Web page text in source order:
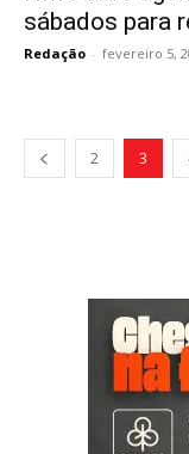
sábados para
Redação - fevereiro 5,
2 3